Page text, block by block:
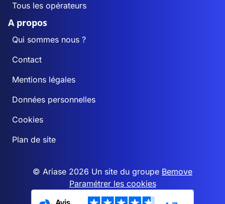
Tous les opérateurs
A propos
Qui sommes nous ?
Contact
Mentions légales
Données personnelles
Cookies
Plan de site
© Ariase 2026 Un site du groupe Bemove
Paramétrer les cookies